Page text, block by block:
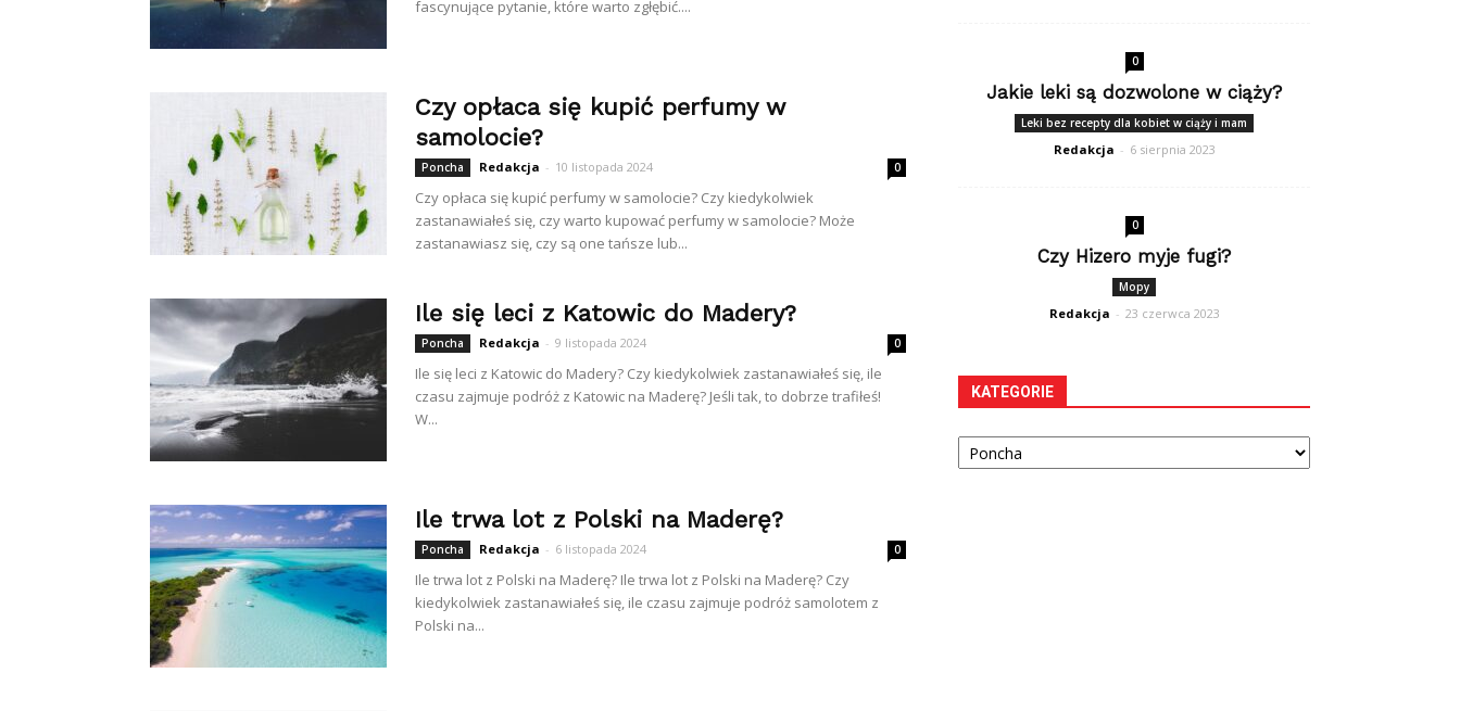
fascynujące pytanie, które warto zgłębić....
Czy opłaca się kupić perfumy w
samolocie?
Poncha Redakcja - 10 listopada 2024 0
Czy opłaca się kupić perfumy w samolocie? Czy kiedykolwiek
zastanawiałeś się, czy warto kupować perfumy w samolocie? Może
zastanawiasz się, czy są one tańsze lub...
Ile się leci z Katowic do Madery?
Poncha Redakcja - 9 listopada 2024 0
Ile się leci z Katowic do Madery? Czy kiedykolwiek zastanawiałeś się, ile
czasu zajmuje podróż z Katowic na Maderę? Jeśli tak, to dobrze trafiłeś!
W...
Ile trwa lot z Polski na Maderę?
Poncha Redakcja - 6 listopada 2024 0
Ile trwa lot z Polski na Maderę? Ile trwa lot z Polski na Maderę? Czy
kiedykolwiek zastanawiałeś się, ile czasu zajmuje podróż samolotem z
Polski na...
0
Jakie leki są dozwolone w ciąży?
Leki bez recepty dla kobiet w ciąży i mam
Redakcja - 6 sierpnia 2023
0
Czy Hizero myje fugi?
Mopy
Redakcja - 23 czerwca 2023
KATEGORIE
Kategorie